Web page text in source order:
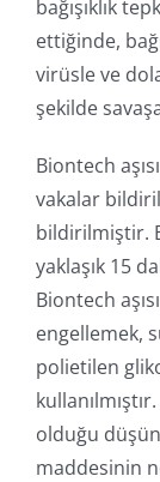
bağışıklık
ettiğinde,
virüsle ve
şekilde
Biontech
vakalar
bildirilmiştir.
yaklaşık 15
Biontech
engellemek,
polietilen
olduğu
maddesinin